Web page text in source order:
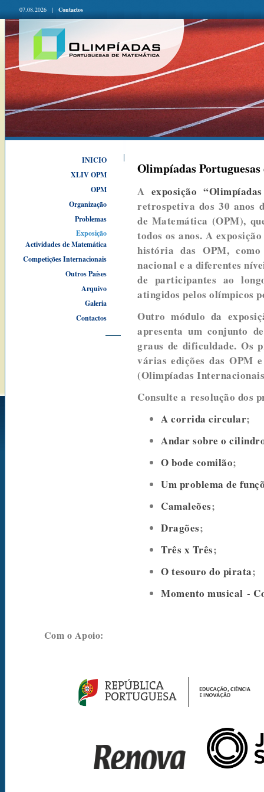
07.08.2026 | Contactos
INICIO
XLIV OPM
OPM
Organização
Problemas
Exposição
Actividades de Matemática
Competições Internacionais
Outros Países
Arquivo
Galeria
Contactos
Olimpíadas
A exposição
retrospetiva dos 30 anos
de Matemática (OPM),
todos os anos. A
história das OPM,
nacional e a diferentes
de participantes ao
atingidos pelos olímpicos
Outro módulo da
apresenta um conjunto
graus de dificuldade. Os
várias edições das OPM
(Olimpíadas
Consulte a resolução dos
A corrida circular;
Andar sobre o
O bode comilão;
Um problema de
Camaleões;
Dragões;
Três x Três;
O tesouro do pirata;
Momento musical -
Com o Apoio: